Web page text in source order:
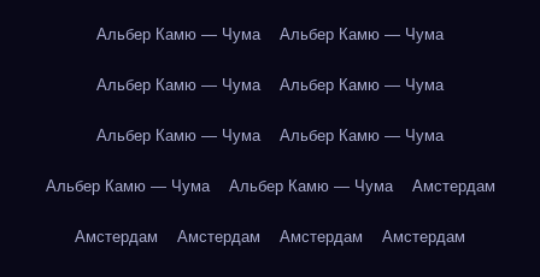
Альбер Камю — Чума Альбер Камю — Чума
Альбер Камю — Чума Альбер Камю — Чума
Альбер Камю — Чума Альбер Камю — Чума
Альбер Камю — Чума Альбер Камю — Чума Амстердам
Амстердам Амстердам Амстердам Амстердам